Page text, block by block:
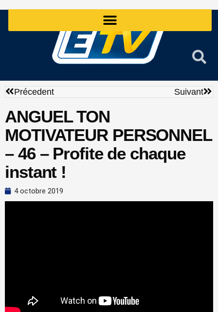
Précédent
Précedent Suivant
ANGUEL TON
MOTIVATEUR PERSONNEL
– 46 – Profite de chaque
instant !
4 octobre 2019